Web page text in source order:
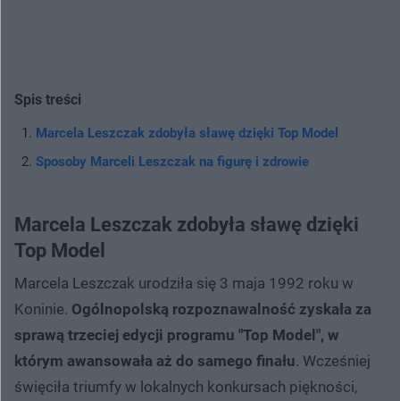
Spis treści
Marcela Leszczak zdobyła sławę dzięki Top Model
Sposoby Marceli Leszczak na figurę i zdrowie
Marcela Leszczak zdobyła sławę dzięki
Top Model
Marcela Leszczak urodziła się 3 maja 1992 roku w
Koninie. Ogólnopolską rozpoznawalność zyskała za
sprawą trzeciej edycji programu "Top Model", w
którym awansowała aż do samego finału. Wcześniej
święciła triumfy w lokalnych konkursach piękności,